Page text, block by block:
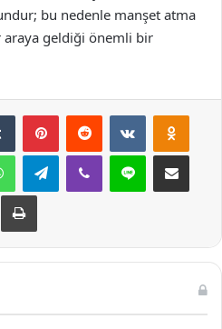
bu nedenle manşet atma
geldiği önemli bir
Tumblr PinterestReddit VKontakte
WhatsAppTelegramViber Line E-Posta ile
Yazdır